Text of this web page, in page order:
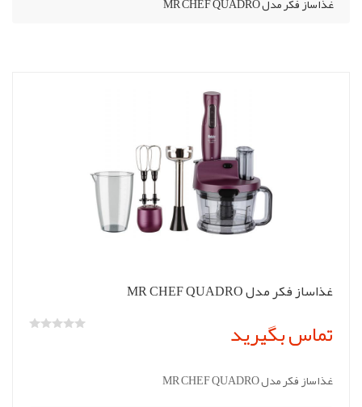
غذاساز فکر مدل MR CHEF QUADRO
تماس بگیرید
غذاساز فکر مدل MR CHEF QUADRO